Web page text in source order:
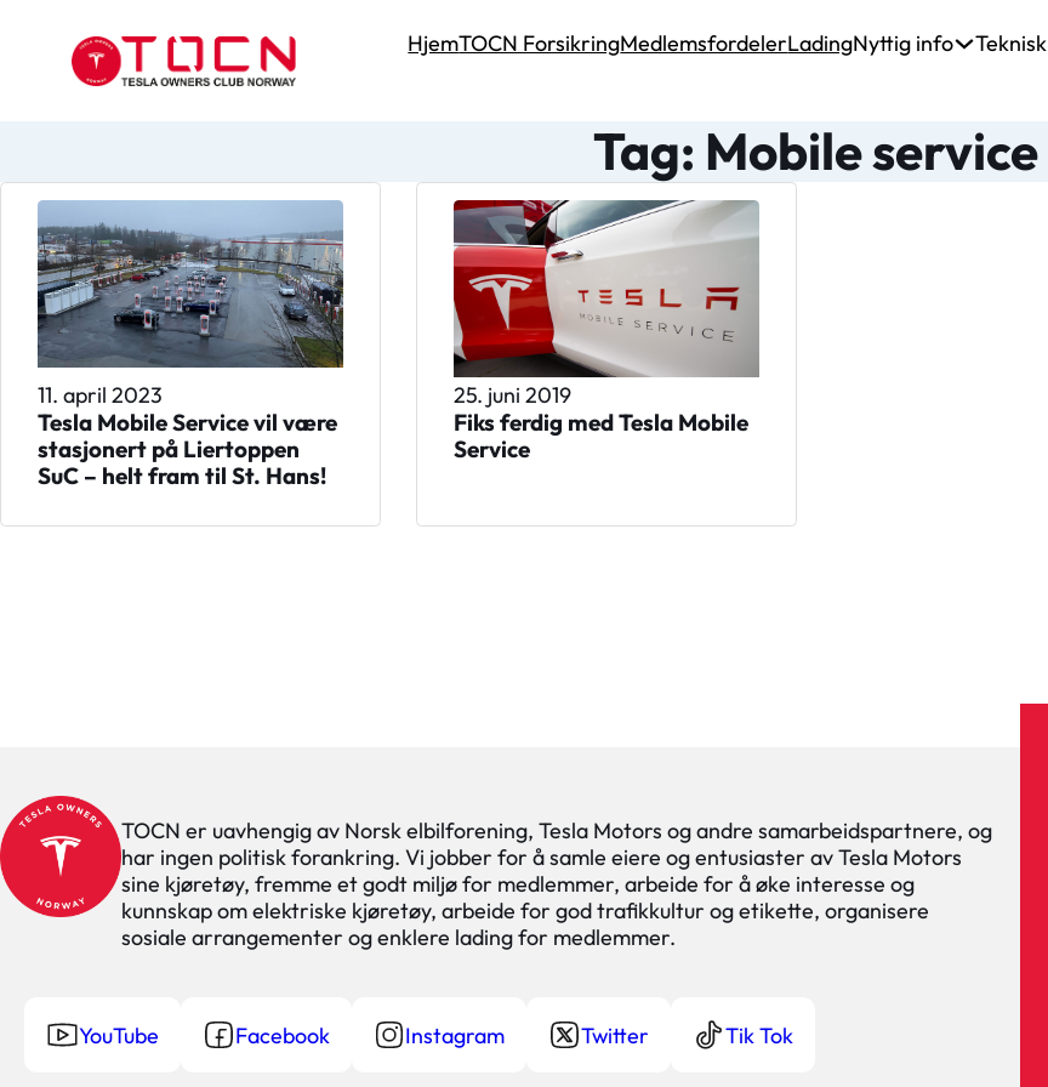
HjemTOCN ForsikringMedlemsfordelerLadingNyttig info Teknisk
Tag: Mobile service
11. april 2023
Tesla Mobile Service vil være
stasjonert på Liertoppen
SuC – helt fram til St. Hans!
25. juni 2019
Fiks ferdig med Tesla Mobile
Service
TOCN er uavhengig av Norsk elbilforening, Tesla Motors og andre samarbeidspartnere, og
har ingen politisk forankring. Vi jobber for å samle eiere og entusiaster av Tesla Motors
sine kjøretøy, fremme et godt miljø for medlemmer, arbeide for å øke interesse og
kunnskap om elektriske kjøretøy, arbeide for god trafikkultur og etikette, organisere
sosiale arrangementer og enklere lading for medlemmer.
YouTube Facebook Instagram Twitter Tik Tok